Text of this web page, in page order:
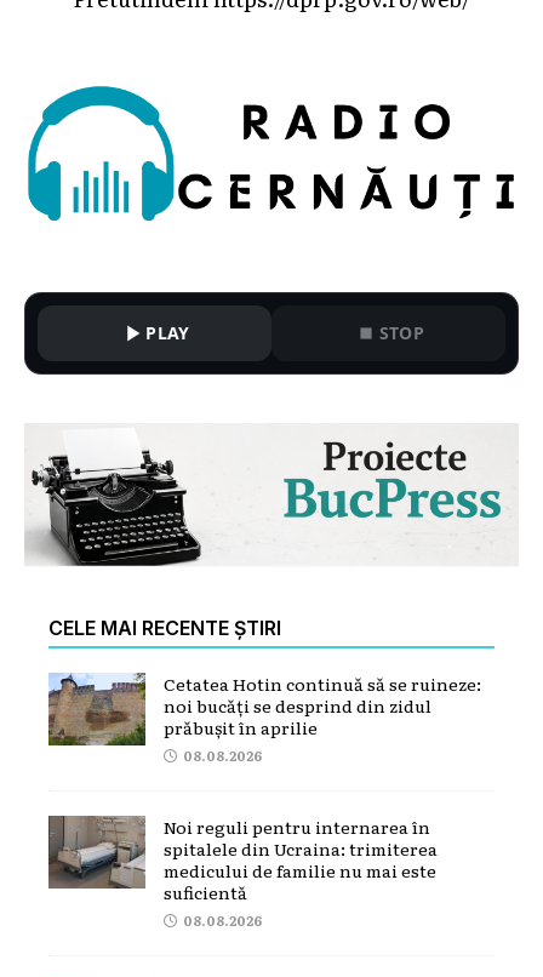
PLAY STOP
CELE MAI RECENTE ȘTIRI
Cetatea Hotin continuă să se ruineze:
noi bucăți se desprind din zidul
prăbușit în aprilie
08.08.2026
Noi reguli pentru internarea în
spitalele din Ucraina: trimiterea
medicului de familie nu mai este
suficientă
08.08.2026